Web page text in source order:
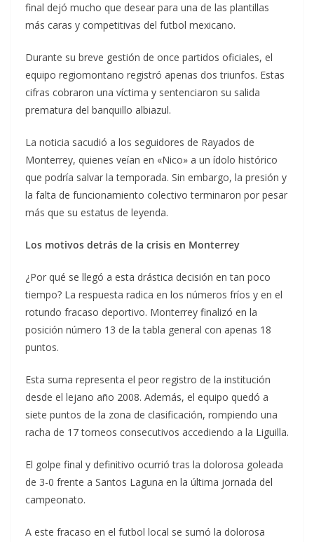
final dejó mucho que desear para una de las plantillas
más caras y competitivas del futbol mexicano.
Durante su breve gestión de once partidos oficiales, el
equipo regiomontano registró apenas dos triunfos. Estas
cifras cobraron una víctima y sentenciaron su salida
prematura del banquillo albiazul.
La noticia sacudió a los seguidores de Rayados de
Monterrey, quienes veían en «Nico» a un ídolo histórico
que podría salvar la temporada. Sin embargo, la presión y
la falta de funcionamiento colectivo terminaron por pesar
más que su estatus de leyenda.
Los motivos detrás de la crisis en Monterrey
¿Por qué se llegó a esta drástica decisión en tan poco
tiempo? La respuesta radica en los números fríos y en el
rotundo fracaso deportivo. Monterrey finalizó en la
posición número 13 de la tabla general con apenas 18
puntos.
Esta suma representa el peor registro de la institución
desde el lejano año 2008. Además, el equipo quedó a
siete puntos de la zona de clasificación, rompiendo una
racha de 17 torneos consecutivos accediendo a la Liguilla.
El golpe final y definitivo ocurrió tras la dolorosa goleada
de 3-0 frente a Santos Laguna en la última jornada del
campeonato.
A este fracaso en el futbol local se sumó la dolorosa